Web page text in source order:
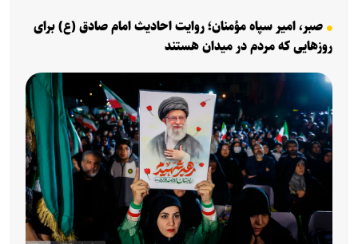
صبر، امیر سپاه مؤمنان؛ روایت احادیث امام صادق (ع) برای
روزهایی که مردم در میدان‌ هستند